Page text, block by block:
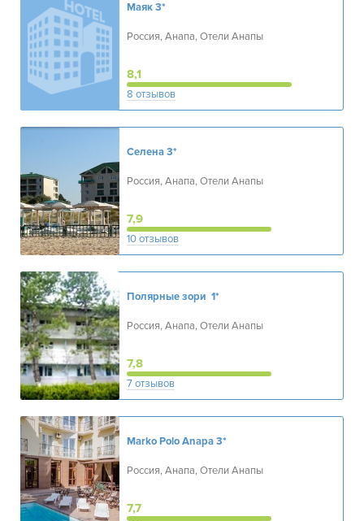
Маяк3*
Россия, Анапа, Отели Анапы
8,1
8 отзывов
Селена3*
Россия, Анапа, Отели Анапы
7,9
10 отзывов
Полярные зори 1*
Россия, Анапа, Отели Анапы
7,8
7 отзывов
Marko Polo Anapa3*
Россия, Анапа, Отели Анапы
7,7